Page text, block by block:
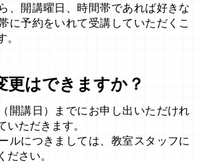
、開講曜日、時間帯であれば好きな
に予約をいれて受講していただくこ
。
更はできますか？
開講日）までにお申し出いただけれ
いただきます。
ルにつきましては、教室スタッフに
ださい。